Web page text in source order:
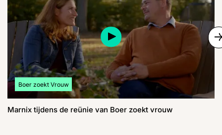
Bekijk meer artikelen over:
Boer zoekt Vrouw
Marnix tijdens de reünie van Boer zoekt vrouw